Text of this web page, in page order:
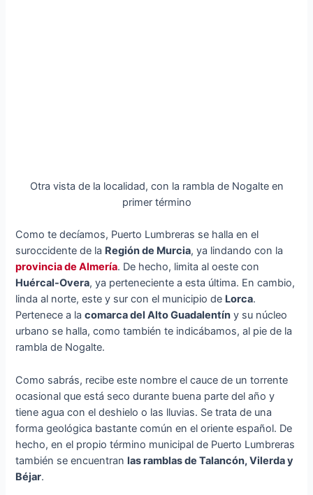
Otra vista de la localidad, con la rambla de Nogalte en
primer término
Como te decíamos, Puerto Lumbreras se halla en el
suroccidente de la Región de Murcia, ya lindando con la
provincia de Almería. De hecho, limita al oeste con
Huércal-Overa, ya perteneciente a esta última. En cambio,
linda al norte, este y sur con el municipio de Lorca.
Pertenece a lacomarca del Alto Guadalentín y su núcleo
urbano se halla, como también te indicábamos, al pie de la
rambla de Nogalte.
Como sabrás, recibe este nombre el cauce de un torrente
ocasional que está seco durante buena parte del año y
tiene agua con el deshielo o las lluvias. Se trata de una
forma geológica bastante común en el oriente español. De
hecho, en el propio término municipal de Puerto Lumbreras
también se encuentranlas ramblas de Talancón, Vilerda y
Béjar.